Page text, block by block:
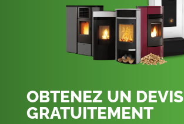
OBTENEZ UN DEVIS
GRATUITEMENT